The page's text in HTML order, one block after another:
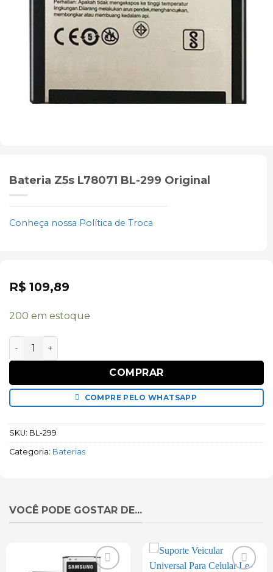
Bateria Z5s L78071 BL-299 Original
Conheça nossa Política de Troca
R$ 109,89
200 em estoque
Bateria Z5s L78071 BL-299 Original quantidade
COMPRAR
COMPRE PELO WHATSAPP
SKU: BL-299
Categoria: Baterias
VOCÊ PODE GOSTAR DE...